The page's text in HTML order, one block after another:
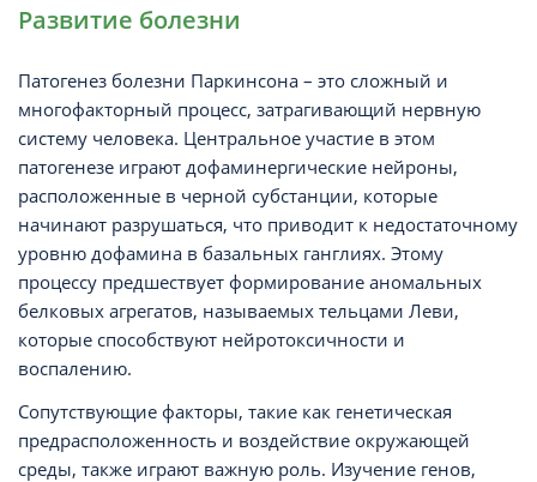
Развитие болезни
Патогенез болезни Паркинсона – это сложный и
многофакторный процесс, затрагивающий нервную
систему человека. Центральное участие в этом
патогенезе играют дофаминергические нейроны,
расположенные в черной субстанции, которые
начинают разрушаться, что приводит к недостаточному
уровню дофамина в базальных ганглиях. Этому
процессу предшествует формирование аномальных
белковых агрегатов, называемых тельцами Леви,
которые способствуют нейротоксичности и
воспалению.
Сопутствующие факторы, такие как генетическая
предрасположенность и воздействие окружающей
среды, также играют важную роль. Изучение генов,